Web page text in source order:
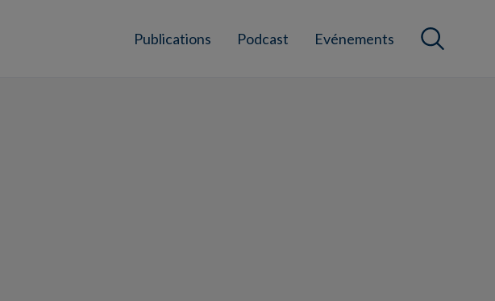
Publications Podcast Evénements